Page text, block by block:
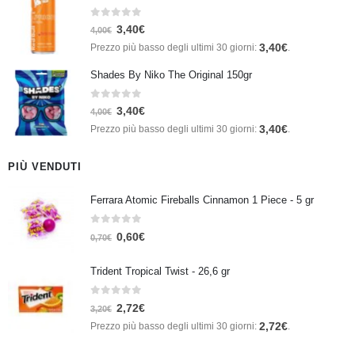
Su 5
4,00€ 3,40€
Prezzo più basso degli ultimi 30 giorni: 3,40€.
Shades By Niko The Original 150gr
Su 5
4,00€ 3,40€
Prezzo più basso degli ultimi 30 giorni: 3,40€.
PIÙ VENDUTI
Ferrara Atomic Fireballs Cinnamon 1 Piece - 5 gr
Su 5
0,70€ 0,60€
Trident Tropical Twist - 26,6 gr
Su 5
3,20€ 2,72€
Prezzo più basso degli ultimi 30 giorni: 2,72€